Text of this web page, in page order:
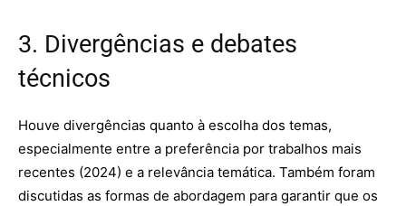
3. Divergências e debates
técnicos
Houve divergências quanto à escolha dos temas,
especialmente entre a preferência por trabalhos mais
recentes (2024) e a relevância temática. Também foram
discutidas as formas de abordagem para garantir que os